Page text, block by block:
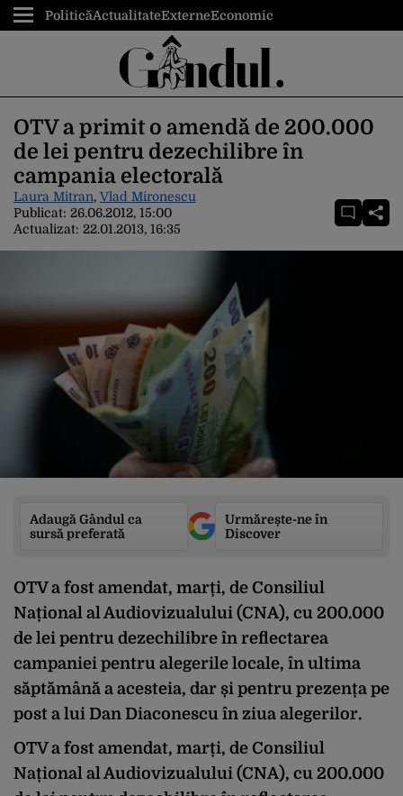
PoliticăActualitateExterneEconomic
OTV a primit o amendă de 200.000
de lei pentru dezechilibre în
campania electorală
Laura Mitran, Vlad Mironescu
Publicat: 26.06.2012, 15:00
Actualizat: 22.01.2013, 16:35
Adaugă Gândul ca
sursă preferată
Urmărește-ne în
Discover
OTV a fost amendat, marți, de Consiliul
Național al Audiovizualului (CNA), cu 200.000
de lei pentru dezechilibre în reflectarea
campaniei pentru alegerile locale, în ultima
săptămână a acesteia, dar și pentru prezența pe
post a lui Dan Diaconescu în ziua alegerilor.
OTV a fost amendat, marți, de Consiliul
Național al Audiovizualului (CNA), cu 200.000